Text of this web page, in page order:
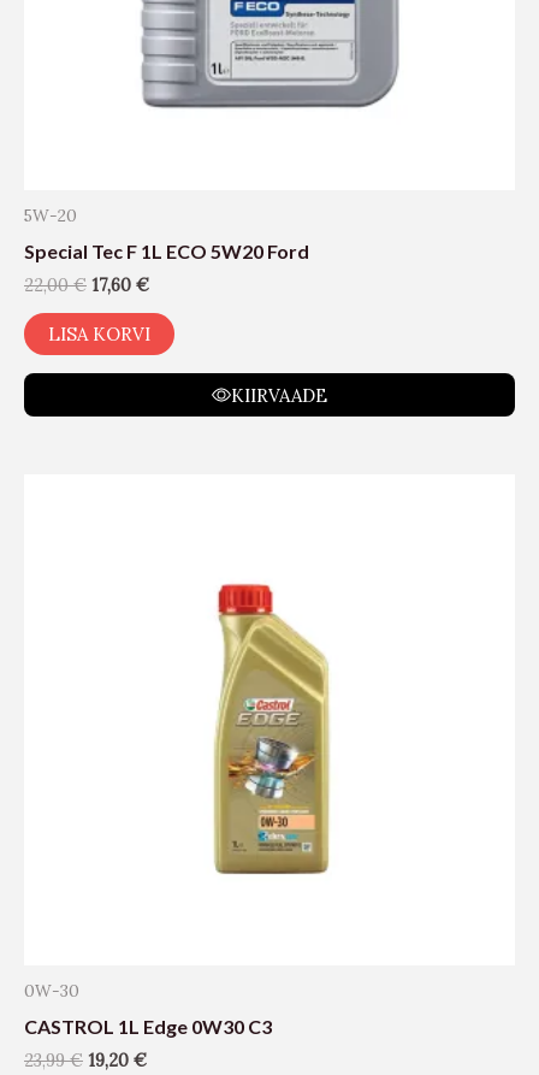
5W-20
Special Tec F 1L ECO 5W20 Ford
22,00€ 17,60 €
LISA KORVI
KIIRVAADE
0W-30
CASTROL 1L Edge 0W30 C3
23,99€ 19,20 €